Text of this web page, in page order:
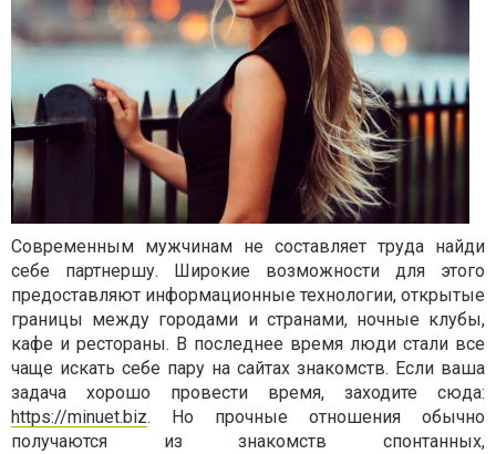
Современным мужчинам не составляет труда найди
себе партнершу. Широкие возможности для этого
предоставляют информационные технологии, открытые
границы между городами и странами, ночные клубы,
кафе и рестораны. В последнее время люди стали все
чаще искать себе пару на сайтах знакомств. Если ваша
задача хорошо провести время, заходите сюда:
https://minuet.biz. Но прочные отношения обычно
получаются из знакомств спонтанных,